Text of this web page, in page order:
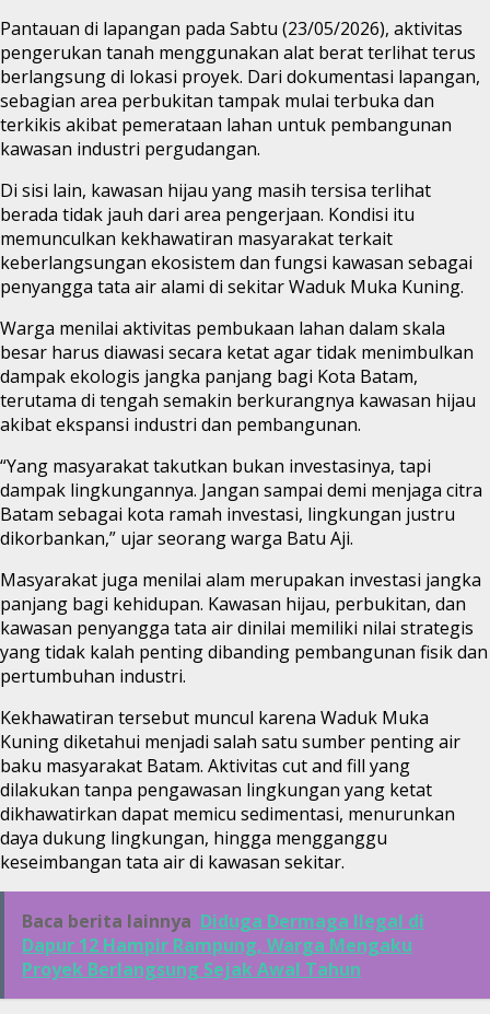
Pantauan di lapangan pada Sabtu (23/05/2026), aktivitas
pengerukan tanah menggunakan alat berat terlihat terus
berlangsung di lokasi proyek. Dari dokumentasi lapangan,
sebagian area perbukitan tampak mulai terbuka dan
terkikis akibat pemerataan lahan untuk pembangunan
kawasan industri pergudangan.
Di sisi lain, kawasan hijau yang masih tersisa terlihat
berada tidak jauh dari area pengerjaan. Kondisi itu
memunculkan kekhawatiran masyarakat terkait
keberlangsungan ekosistem dan fungsi kawasan sebagai
penyangga tata air alami di sekitar Waduk Muka Kuning.
Warga menilai aktivitas pembukaan lahan dalam skala
besar harus diawasi secara ketat agar tidak menimbulkan
dampak ekologis jangka panjang bagi Kota Batam,
terutama di tengah semakin berkurangnya kawasan hijau
akibat ekspansi industri dan pembangunan.
“Yang masyarakat takutkan bukan investasinya, tapi
dampak lingkungannya. Jangan sampai demi menjaga citra
Batam sebagai kota ramah investasi, lingkungan justru
dikorbankan,” ujar seorang warga Batu Aji.
Masyarakat juga menilai alam merupakan investasi jangka
panjang bagi kehidupan. Kawasan hijau, perbukitan, dan
kawasan penyangga tata air dinilai memiliki nilai strategis
yang tidak kalah penting dibanding pembangunan fisik dan
pertumbuhan industri.
Kekhawatiran tersebut muncul karena Waduk Muka
Kuning diketahui menjadi salah satu sumber penting air
baku masyarakat Batam. Aktivitas cut and fill yang
dilakukan tanpa pengawasan lingkungan yang ketat
dikhawatirkan dapat memicu sedimentasi, menurunkan
daya dukung lingkungan, hingga mengganggu
keseimbangan tata air di kawasan sekitar.
Baca berita lainnya Diduga Dermaga Ilegal di
Dapur 12 Hampir Rampung, Warga Mengaku
Proyek Berlangsung Sejak Awal Tahun